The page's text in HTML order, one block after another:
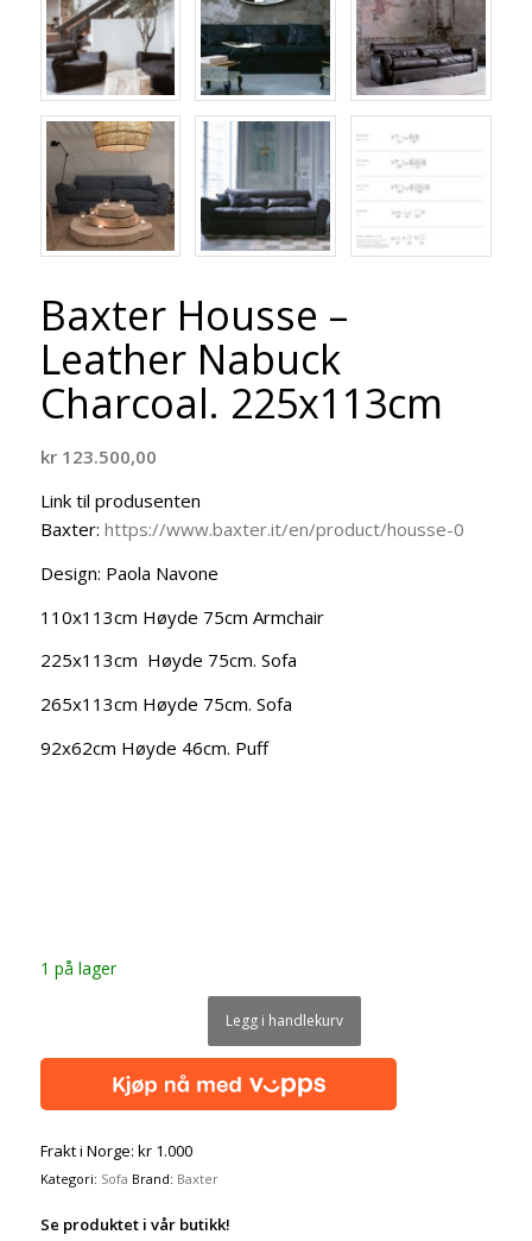
Baxter Housse –
Leather Nabuck
Charcoal. 225x113cm
kr123.500,00
Link til produsenten
Baxter: https://www.baxter.it/en/product/housse-0
Design: Paola Navone
110x113cm Høyde 75cm Armchair
225x113cm Høyde 75cm. Sofa
265x113cm Høyde 75cm. Sofa
92x62cm Høyde 46cm. Puff
1 på lager
Legg i handlekurv
Frakt i Norge: kr 1.000
Kategori: Sofa Brand: Baxter
Se produktet i vår butikk!